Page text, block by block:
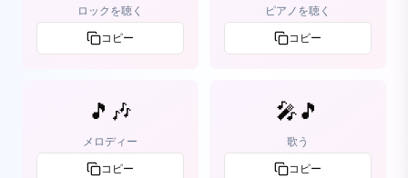
ロックを聴く
コピー
ピアノを聴く
コピー
🎵🎶
メロディー
コピー
🎤🎵
歌う
コピー